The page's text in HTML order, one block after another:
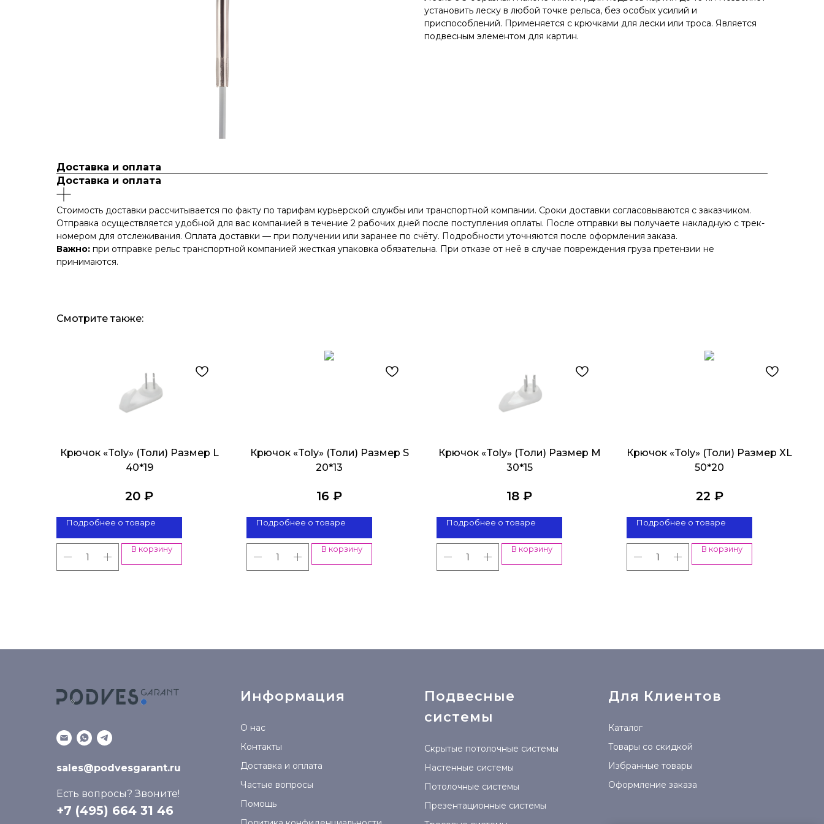
установить леску в любой точке рельса, без особых усилий и
приспособлений. Применяется с крючками для лески или троса. Является
подвесным элементом для картин.
Доставка и оплата
Доставка и оплата
Стоимость доставки рассчитывается по факту по тарифам курьерской службы или транспортной компании. Сроки доставки согласовываются с заказчиком.
Отправка осуществляется удобной для вас компанией в течение 2 рабочих дней после поступления оплаты. После отправки вы получаете накладную с трек-
номером для отслеживания. Оплата доставки — при получении или заранее по счёту. Подробности уточняются после оформления заказа.
Важно: при отправке рельс транспортной компанией жесткая упаковка обязательна. При отказе от неё в случае повреждения груза претензии не
принимаются.
Смотрите также:
Крючок «Toly» (Толи) Размер L
40*19
20 ₽
Подробнее о товаре
В корзину
Крючок «Toly» (Толи) Размер S
20*13
16 ₽
Подробнее о товаре
В корзину
Крючок «Toly» (Толи) Размер M
30*15
18 ₽
Подробнее о товаре
В корзину
Крючок «Toly» (Толи) Размер XL
50*20
22 ₽
Подробнее о товаре
В корзину
sales@podvesgarant.ru
Есть вопросы? Звоните!
+7 (495) 664 31 46
Информация
О нас
Контакты
Доставка и оплата
Частые вопросы
Помощь
Подвесные
системы
Скрытые потолочные системы
Настенные системы
Потолочные системы
Презентационные системы
Для Клиентов
Каталог
Товары со скидкой
Избранные товары
Оформление заказа